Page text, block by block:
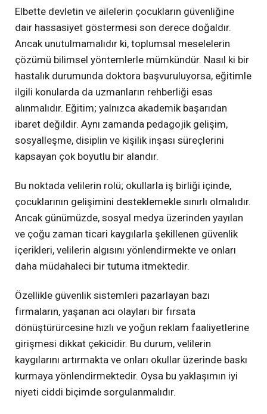
Elbette devletin ve ailelerin çocukların güvenliğine
dair hassasiyet göstermesi son derece doğaldır.
Ancak unutulmamalıdır ki, toplumsal meselelerin
çözümü bilimsel yöntemlerle mümkündür. Nasıl ki bir
hastalık durumunda doktora başvuruluyorsa, eğitimle
ilgili konularda da uzmanların rehberliği esas
alınmalıdır. Eğitim; yalnızca akademik başarıdan
ibaret değildir. Aynı zamanda pedagojik gelişim,
sosyalleşme, disiplin ve kişilik inşası süreçlerini
kapsayan çok boyutlu bir alandır.
Bu noktada velilerin rolü; okullarla iş birliği içinde,
çocuklarının gelişimini desteklemekle sınırlı olmalıdır.
Ancak günümüzde, sosyal medya üzerinden yayılan
ve çoğu zaman ticari kaygılarla şekillenen güvenlik
içerikleri, velilerin algısını yönlendirmekte ve onları
daha müdahaleci bir tutuma itmektedir.
Özellikle güvenlik sistemleri pazarlayan bazı
firmaların, yaşanan acı olayları bir fırsata
dönüştürürcesine hızlı ve yoğun reklam faaliyetlerine
girişmesi dikkat çekicidir. Bu durum, velilerin
kaygılarını artırmakta ve onları okullar üzerinde baskı
kurmaya yönlendirmektedir. Oysa bu yaklaşımın iyi
niyeti ciddi biçimde sorgulanmalıdır.